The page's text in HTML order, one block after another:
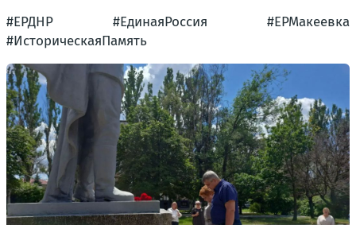
#ЕРДНР #ЕдинаяРоссия #ЕРМакеевка
#ИсторическаяПамять